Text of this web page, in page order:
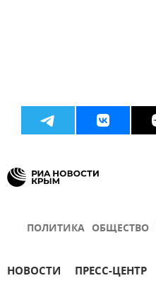
ПОЛИТИКА ОБЩЕСТВО
НОВОСТИ ПРЕСС-ЦЕНТР